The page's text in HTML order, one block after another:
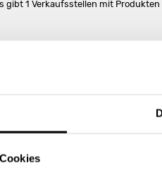
gibt 1 Verkaufsstellen mit